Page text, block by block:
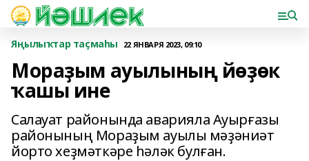
Яңылыҡтар таҫмаһы 22 ЯНВАРЯ 2023, 09:10
Мораҙым ауылының йөҙөк
ҡашы ине
Салауат районында аварияла Ауырғазы
районының Мораҙым ауылы мәҙәниәт
йорто хеҙмәткәре һәләк булған.